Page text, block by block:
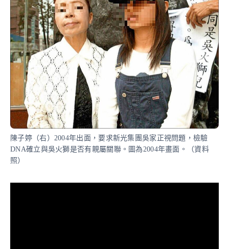
陳子婷（右）2004年出面，要求新光集團吳家正視問題，檢驗
DNA確立與吳火獅是否有親屬關聯。圖為2004年畫面。（資料
照）